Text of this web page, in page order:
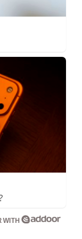
WITH